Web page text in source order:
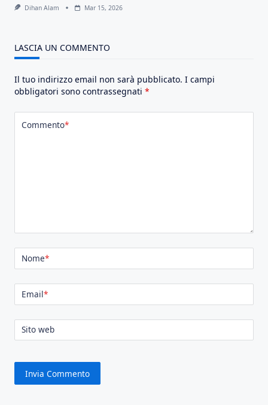
Dihan Alam Mar 15, 2026
LASCIA UN COMMENTO
Il tuo indirizzo email non sarà pubblicato. I campi
obbligatori sono contrassegnati *
Commento*
Nome*
Email*
Sito web